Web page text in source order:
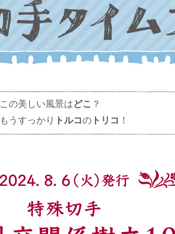
この美しい風景はどこ ？
もうすっかり トルコの トリコ ！